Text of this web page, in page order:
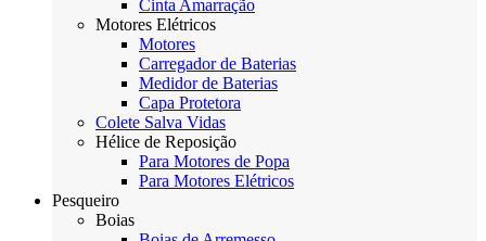
Cinta Amarração
Motores Elétricos
Motores
Carregador de Baterias
Medidor de Baterias
Capa Protetora
Colete Salva Vidas
Hélice de Reposição
Para Motores de Popa
Para Motores Elétricos
Pesqueiro
Boias